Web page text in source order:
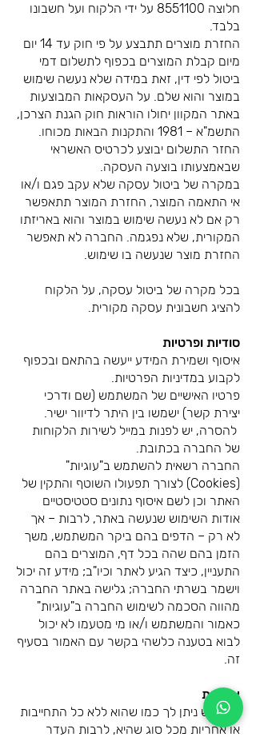
חלוצה 8551100 על ידי הלקוח ועל חשבונו
בלבד.
החזרת מוצרים תתבצע על פי חוק עד 14 יום
מיום קבלת המוצרים בכפוף לתשלום דמי
ביטול לפי דין, זאת במידה שלא נעשה שימוש
במוצר והוא שלם. על העסקאות המבוצעות
באתר המקוון יחולו הוראות חוק הגנת הצרכן,
התשמ"א – 1981 והתקנות הבאות מכוחו.
החזר התשלום יבוצע לכרטיס האשראי
שבאמצעותו בוצעה העסקה.
במקרה של ביטול עסקה שלא עקב פגם ו/או
אי התאמה המוצר, החזרת המוצר תתאפשר
רק אם לא נעשה שימוש במוצר והוא באריזתו
המקורית, שלא נפגמה. החברה לא תאפשר
החזרת מוצר שנעשה בו שימוש.
בכל מקרה של ביטול עסקה, על הלקוח
להציג חשבונית עסקה מקורית.
סודיות ופרטיות
איסוף ושמירת המידע ייעשה בהתאם ובכפוף
לקבוע במדיניות הפרטיות.
פרטיו האישיים של המשתמש (שם ודרכי
יצירת קשר) ישמשו בין היתר לדיוור ישיר.
להסרה, יש לפנות במייל לשירות הלקוחות
של החברה בכתובת.
החברה רשאית להשתמש ב"עוגיות"
(Cookies) לצורך תפעולו השוטף והתקין של
האתר וכן לשם איסוף נתונים סטטיסטיים
אודות השימוש שנעשה באתר, לרבות – אך
לא רק – הדפים בהם ביקר המשתמש, משך
הזמן בהם שהה בכל דף, המוצרים בהם
התעניין, כיצד הגיע לאתר וכיו"ב; מידע זה יכול
וישמר בשרתי החברה; גלישה באתר החברה
מהווה הסכמה לשימוש החברה ב"עוגיות"
כאמור והמשתמש ו/או מי מטעמו לא יכול
לבוא בטענה כלשהי בקשר עם האמור בסעיף
זה.
אחריות
השימוש ניתן לך כמו שהוא ללא כל התחייבות
או אחריות מכל סוג שהיא, לרבות העדר